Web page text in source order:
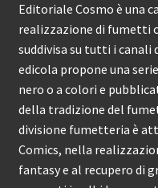
Editoriale Cosmo è una
realizzazione di fumetti
suddivisa su tutti i canali
edicola propone una
nero o a colori e
della tradizione del
divisione fumetteria è
Comics, nella
fantasy e al recupero di